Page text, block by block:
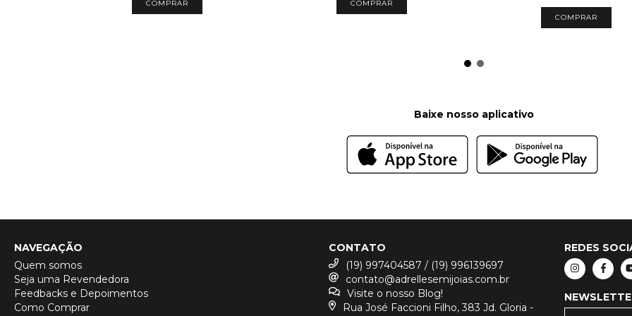
COMPRAR COMPRAR
COMPRAR
Baixe nosso aplicativo
NAVEGAÇÃO
Quem somos
Seja uma Revendedora
Feedbacks e Depoimentos
Como Comprar
CONTATO
(19) 997404587 / (19) 996139697
contato@adrellesemijoias.com.br
Visite o nosso Blog!
Rua José Faccioni Filho, 383 Jd. Gloria -
REDES